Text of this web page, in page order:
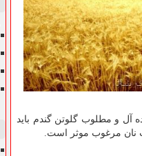
از ۲۵ تا ۲۶ هستند حال آن كه میزان ایده آل و مطلوب گلوتن گندم باید